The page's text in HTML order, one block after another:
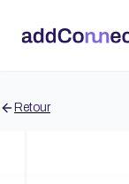
Retour